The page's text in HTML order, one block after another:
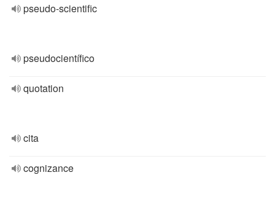
pseudo-scientific
pseudocientífico
quotation
cita
cognizance